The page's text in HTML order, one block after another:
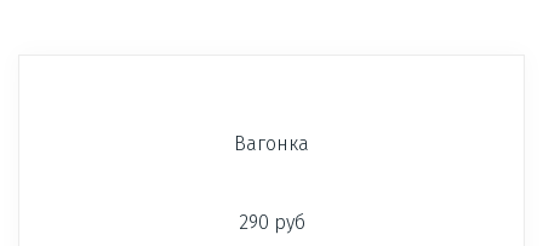
Вагонка
290 руб